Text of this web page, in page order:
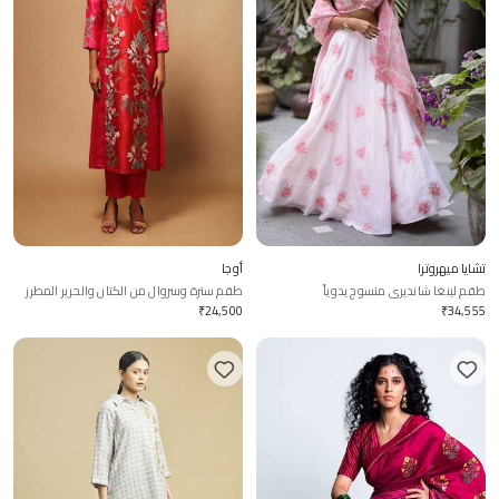
تشايا ميهروترا
طقم لينغا شانديري منسوج يدوياً
₹34,555
أوجا
طقم سترة وسروال من الكتان والحرير المطرز
يدوياً
₹24,500